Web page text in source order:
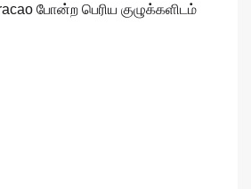
போன்ற பெரிய குழுக்களிடம்